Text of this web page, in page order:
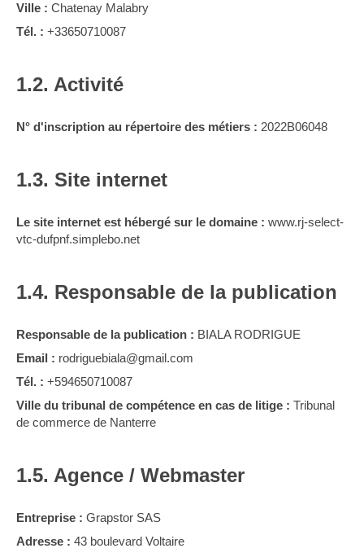
Ville : Chatenay Malabry
Tél. : +33650710087
1.2. Activité
N° d'inscription au répertoire des métiers : 2022B06048
1.3. Site internet
Le site internet est hébergé sur le domaine : www.rj-select-
vtc-dufpnf.simplebo.net
1.4. Responsable de la publication
Responsable de la publication : BIALA RODRIGUE
Email : rodriguebiala@gmail.com
Tél. : +594650710087
Ville du tribunal de compétence en cas de litige : Tribunal
de commerce de Nanterre
1.5. Agence / Webmaster
Entreprise : Grapstor SAS
Adresse : 43 boulevard Voltaire